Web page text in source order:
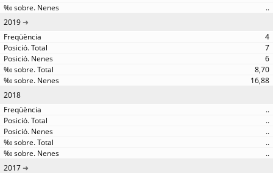
..
2019
4
7
6
8,70
16,88
2018
..
..
..
..
..
2017